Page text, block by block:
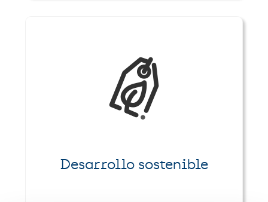
Desarrollo sostenible